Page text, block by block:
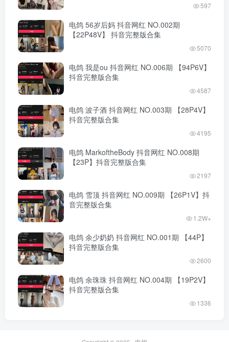
597
电鸽 56岁后妈 抖音网红 NO.002期
【22P48V】 抖音完整版合集
5070
电鸽 我是ou 抖音网红 NO.006期 【94P6V】
抖音完整版合集
4587
电鸽 波子酒 抖音网红 NO.003期 【28P4V】
抖音完整版合集
4195
电鸽 MarkoftheBody 抖音网红 NO.008期
【23P】抖音完整版合集
2197
电鸽 雪顶 抖音网红 NO.009期 【26P1V】抖
音完整版合集
1.2W+
电鸽 余少奶奶 抖音网红 NO.001期 【44P】
抖音完整版合集
2600
电鸽 余珠珠 抖音网红 NO.004期 【19P2V】
抖音完整版合集
1336